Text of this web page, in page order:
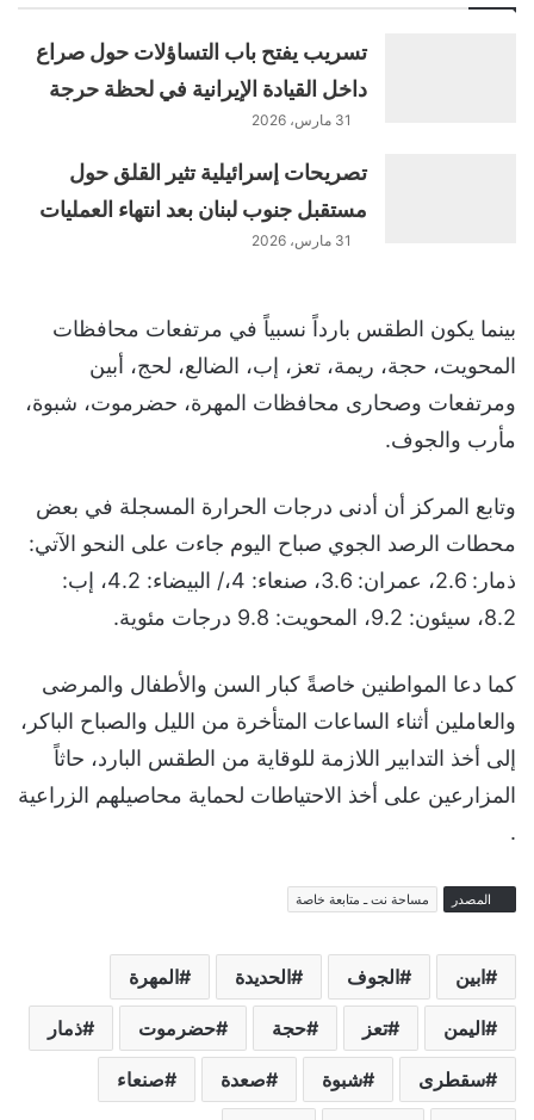
تسريب يفتح باب التساؤلات حول صراع
داخل القيادة الإيرانية في لحظة حرجة
31 مارس، 2026
تصريحات إسرائيلية تثير القلق حول
مستقبل جنوب لبنان بعد انتهاء العمليات
31 مارس، 2026
بينما يكون الطقس بارداً نسبياً في مرتفعات محافظات
المحويت، حجة، ريمة، تعز، إب، الضالع، لحج، أبين
ومرتفعات وصحارى محافظات المهرة، حضرموت، شبوة،
مأرب والجوف.
وتابع المركز أن أدنى درجات الحرارة المسجلة في بعض
محطات الرصد الجوي صباح اليوم جاءت على النحو الآتي:
ذمار: 2.6، عمران: 3.6، صنعاء: 4،/ البيضاء: 4.2، إب:
8.2، سيئون: 9.2، المحويت: 9.8 درجات مئوية.
كما دعا المواطنين خاصةً كبار السن والأطفال والمرضى
والعاملين أثناء الساعات المتأخرة من الليل والصباح الباكر،
إلى أخذ التدابير اللازمة للوقاية من الطقس البارد، حاثاً
المزارعين على أخذ الاحتياطات لحماية محاصيلهم الزراعية
.
المصدر مساحة نت ـ متابعة خاصة
ابين الجوف الحديدة المهرة
اليمن تعز حجة حضرموت ذمار
سقطرى شبوة صعدة صنعاء